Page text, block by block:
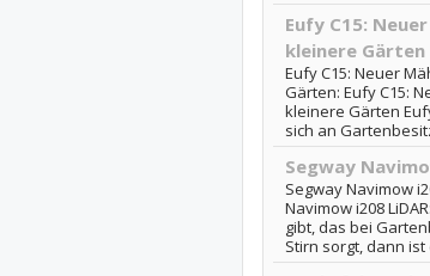
Eufy C15:
kleinere Gärten
Eufy C15: Neuer
Gärten: Eufy C15:
kleinere Gärten
sich an
Segway
Segway Navimow
Navimow i208
gibt, das bei
Stirn sorgt, dann